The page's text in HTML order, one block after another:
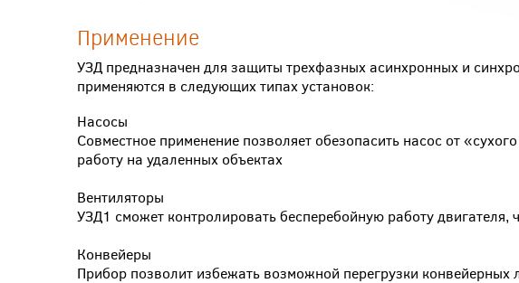
Применение
УЗД предназначен для защиты трехфазных асинхронных и
применяются в следующих типах установок:
Насосы
Совместное применение позволяет обезопасить насос от
работу на удаленных объектах
Вентиляторы
УЗД1 сможет контролировать бесперебойную работу двигателя,
Конвейеры
Прибор позволит избежать возможной перегрузки конвейерных